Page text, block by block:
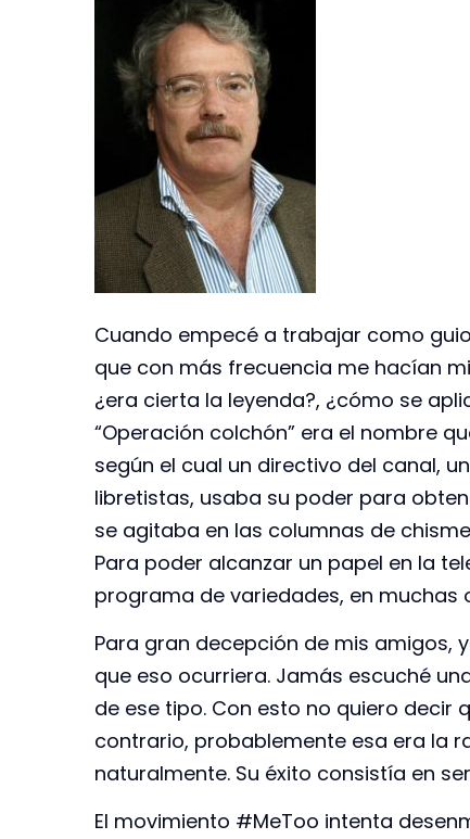
Cuando empecé a trabajar como
que con más frecuencia me hacían
¿era cierta la leyenda?, ¿cómo se
“Operación colchón” era el nombre
según el cual un directivo del canal,
libretistas, usaba su poder para
se agitaba en las columnas de
Para poder alcanzar un papel en la
programa de variedades, en
Para gran decepción de mis amigos,
que eso ocurriera. Jamás escuché
de ese tipo. Con esto no quiero decir
contrario, probablemente esa era la
naturalmente. Su éxito consistía en
El movimiento #MeToo intenta